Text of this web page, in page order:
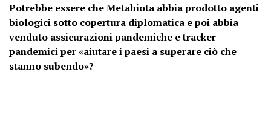
Potrebbe essere che Metabiota abbia prodotto agenti
biologici sotto copertura diplomatica e poi abbia
venduto assicurazioni pandemiche e tracker
pandemici per «aiutare i paesi a superare ciò che
stanno subendo»?